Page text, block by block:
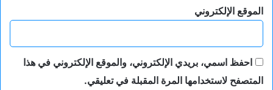
الموقع الإلكتروني
احفظ اسمي، بريدي الإلكتروني، والموقع الإلكتروني في هذا
المتصفح لاستخدامها المرة المقبلة في تعليقي.